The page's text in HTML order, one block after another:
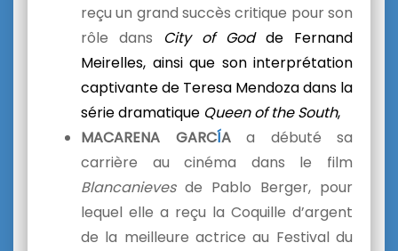
reçu un grand succès critique pour son
rôle dans City of Godde Fernand
Meirelles, ainsi que son interprétation
captivante de Teresa Mendoza dans la
série dramatique Queen of the South,
MACARENA GARCÍA a débuté sa
carrière au cinéma dans le film
Blancanievesde Pablo Berger, pour
lequel elle a reçu la Coquille d’argent
de la meilleure actrice au Festival du